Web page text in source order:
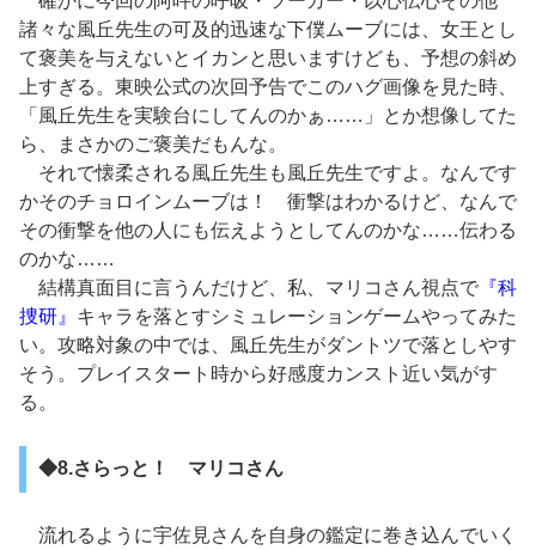
諸々な風丘先生の可及的迅速な下僕ムーブには、女王とし
て褒美を与えないとイカンと思いますけども、予想の斜め
上すぎる。東映公式の次回予告でこのハグ画像を見た時、
「風丘先生を実験台にしてんのかぁ……」とか想像してた
ら、まさかのご褒美だもんな。
それで懐柔される風丘先生も風丘先生ですよ。なんです
かそのチョロインムーブは！ 衝撃はわかるけど、なんで
その衝撃を他の人にも伝えようとしてんのかな……伝わる
のかな……
結構真面目に言うんだけど、私、マリコさん視点で 『科
捜研』 キャラを落とすシミュレーションゲームやってみた
い。攻略対象の中では、風丘先生がダントツで落としやす
そう。プレイスタート時から好感度カンスト近い気がす
る。
◆8.さらっと！ マリコさん
流れるように宇佐見さんを自身の鑑定に巻き込んでいく